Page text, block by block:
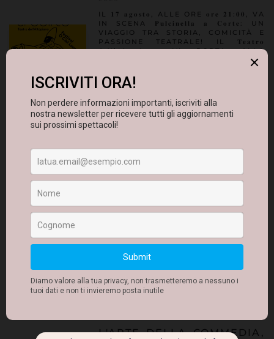
IL 𝟏𝟕 𝐚𝐠𝐨𝐬𝐭𝐨, ALLE ORE 𝐨𝐫𝐞 𝟐𝟏:𝟎𝟎, VA
IN SCENA 𝐏𝐮𝐥𝐜𝐢𝐧𝐞𝐥𝐥𝐚 𝐚 𝐂𝐨𝐫𝐭𝐞: UN
VIAGGIO TRA STORIA, COMICITÀ E
PASSIONE TEATRALE! IL 𝐓𝐞𝐚𝐭𝐫𝐨
𝐝𝐞𝐥𝐥’𝐀𝐥𝐭𝐨𝐩𝐢𝐚𝐧𝐨 VI PORTA ALLA
SCOPERTA DELLE ORIGINI DELLA
ICONICHE COME 𝑃𝑎𝑛𝑡𝑎𝑙𝑜𝑛𝑒, 𝐵𝑎𝑙𝑎𝑛𝑧𝑜𝑛𝑒
𝑒, NATURALMENTE, 𝑃𝑢𝑙𝑐𝑖𝑛𝑒𝑙𝑙𝑎. CON
SETTE ATTORI PIENI DI ENERGIA,
RIVIVREMO L’ARTE DI QUEI COMICI
ITALIANI CHE…
SIRENE
PUBBLICATO IL GIORNO 07 AGOSTO
2025
𝐀𝐋𝐋’𝐀𝐋𝐁𝐀 🌄 AL PICCOLO
AL TRAMONTO, E IL 𝟏𝟓 𝐚𝐠𝐨𝐬𝐭𝐨, 𝐨𝐫𝐞
𝟓:𝟎𝟎, ALL'ALBA. UN’OCCASIONE
UNICA: DUE REPLICHE SPECIALI IN
PENSATI PER FONDERE TEATRO E
NATURA, LUCE E PAROLA, MITO E
MERAVIGLIA. 𝐃𝐈𝐅𝐅𝐎𝐍𝐃𝐈 𝐋𝐀 𝐍𝐎𝐓𝐈𝐙𝐈𝐀
L'ARTE DELLA COMMEDIA,